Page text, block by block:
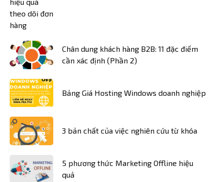
Chân dung khách hàng B2B: 11 đặc điểm
cần xác định (Phần 2)
Bảng Giá Hosting Windows doanh nghiệp
3 bản chất của việc nghiên cứu từ khóa
5 phương thức Marketing Offline hiệu
quả